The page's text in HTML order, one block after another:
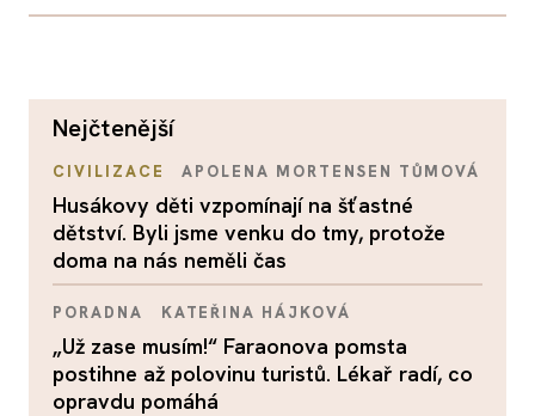
nejčtenější
CIVILIZACE APOLENA MORTENSEN TŮMOVÁ
Husákovy děti vzpomínají na šťastné
dětství. Byli jsme venku do tmy, protože
doma na nás neměli čas
PORADNA KATEŘINA HÁJKOVÁ
„Už zase musím!“ Faraonova pomsta
postihne až polovinu turistů. Lékař radí, co
opravdu pomáhá